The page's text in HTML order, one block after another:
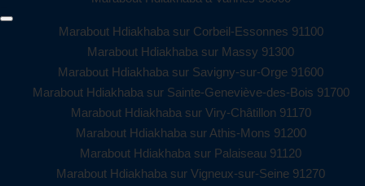
Marabout Hdiakhaba sur Corbeil-Essonnes 91100
Marabout Hdiakhaba sur Massy 91300
Marabout Hdiakhaba sur Savigny-sur-Orge 91600
Marabout Hdiakhaba sur Sainte-Geneviève-des-Bois 91700
Marabout Hdiakhaba sur Viry-Châtillon 91170
Marabout Hdiakhaba sur Athis-Mons 91200
Marabout Hdiakhaba sur Palaiseau 91120
Marabout Hdiakhaba sur Vigneux-sur-Seine 91270